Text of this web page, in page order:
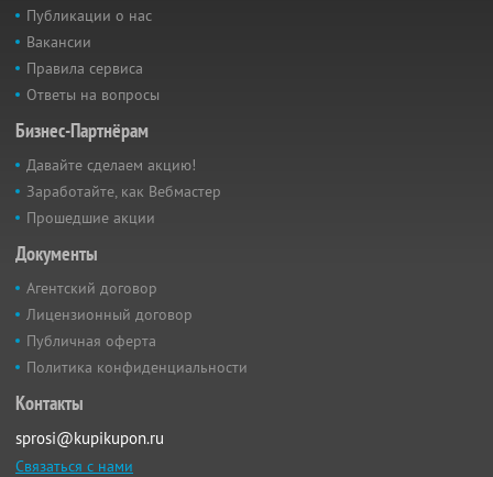
Публикации о нас
Вакансии
Правила сервиса
Ответы на вопросы
Бизнес-Партнёрам
Давайте сделаем акцию!
Заработайте, как Вебмастер
Прошедшие акции
Документы
Агентский договор
Лицензионный договор
Публичная оферта
Политика конфиденциальности
Контакты
sprosi@kupikupon.ru
Связаться с нами